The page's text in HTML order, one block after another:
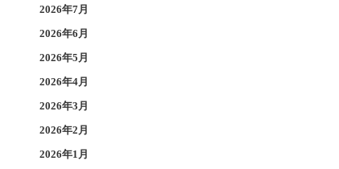
2026年7月
2026年6月
2026年5月
2026年4月
2026年3月
2026年2月
2026年1月